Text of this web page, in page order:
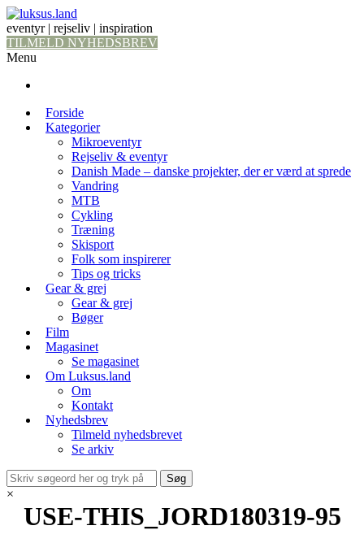
eventyr | rejseliv | inspiration
TILMELD NYHEDSBREV
Menu
Forside
Kategorier
Mikroeventyr
Rejseliv & eventyr
Danish Made – danske projekter, der er værd at sprede
Vandring
MTB
Cykling
Træning
Skisport
Folk som inspirerer
Tips og tricks
Gear & grej
Gear & grej
Bøger
Film
Magasinet
Se magasinet
Om Luksus.land
Om
Kontakt
Nyhedsbrev
Tilmeld nyhedsbrevet
Se arkiv
×
USE-THIS_JORD180319-95